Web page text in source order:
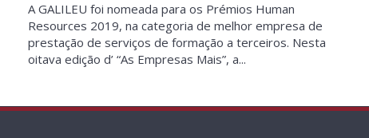
A GALILEU foi nomeada para os Prémios Human
Resources 2019, na categoria de melhor empresa de
prestação de serviços de formação a terceiros. Nesta
oitava edição d’ “As Empresas Mais”, a...